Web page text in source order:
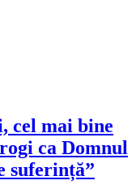
cel mai bine
ca Domnul
suferință”